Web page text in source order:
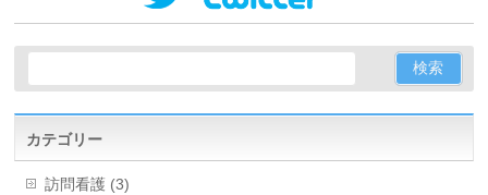
カテゴリー
訪問看護 (3)